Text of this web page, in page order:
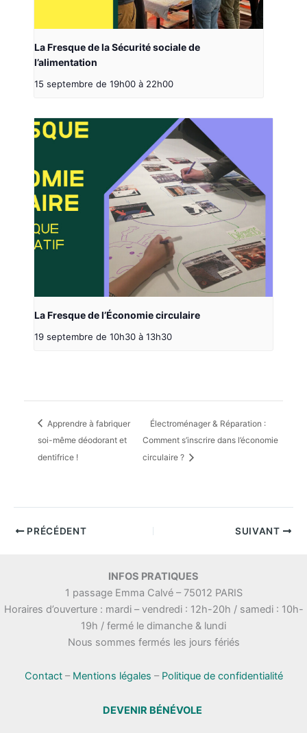
La Fresque de la Sécurité sociale de
l’alimentation
15 septembre de 19h00 à 22h00
La Fresque de l’Économie circulaire
19 septembre de 10h30 à 13h30
Apprendre à fabriquer
soi-même déodorant et
dentifrice !
Électroménager & Réparation :
Comment s’inscrire dans l’économie
circulaire ?
PRÉCÉDENT SUIVANT
INFOS PRATIQUES
1 passage Emma Calvé – 75012 PARIS
Horaires d’ouverture : mardi – vendredi : 12h-20h / samedi : 10h-
19h / fermé le dimanche & lundi
Nous sommes fermés les jours fériés
Contact– Mentions légales – Politique de confidentialité
DEVENIR BÉNÉVOLE